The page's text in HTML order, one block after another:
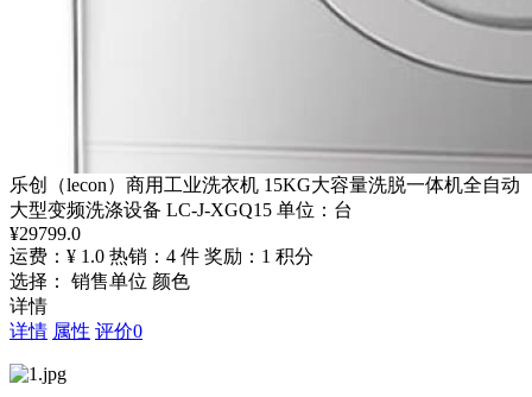
乐创（lecon）商用工业洗衣机 15KG大容量洗脱一体机全自动
大型变频洗涤设备 LC-J-XGQ15 单位：台
¥29799.0
运费：¥ 1.0 热销：4 件 奖励：1 积分
选择： 销售单位 颜色
详情
详情 属性 评价0